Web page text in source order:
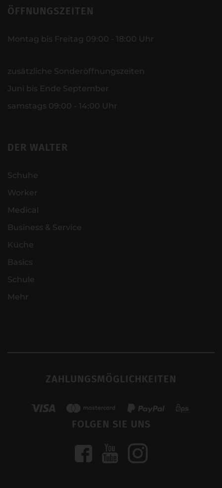
ÖFFNUNGSZEITEN
Montag bis Freitag 09:00 - 18:00 Uhr
zusätzliche Sonderöffnungszeiten
Juni bis Ende September
samstags 09:00 - 14:00 Uhr
DER WALTER
Schuhe
Worker
Medical
Business & Service
Küche
Basics
Schule
Mehr
ZAHLUNGSMÖGLICHKEITEN
FOLGEN SIE UNS